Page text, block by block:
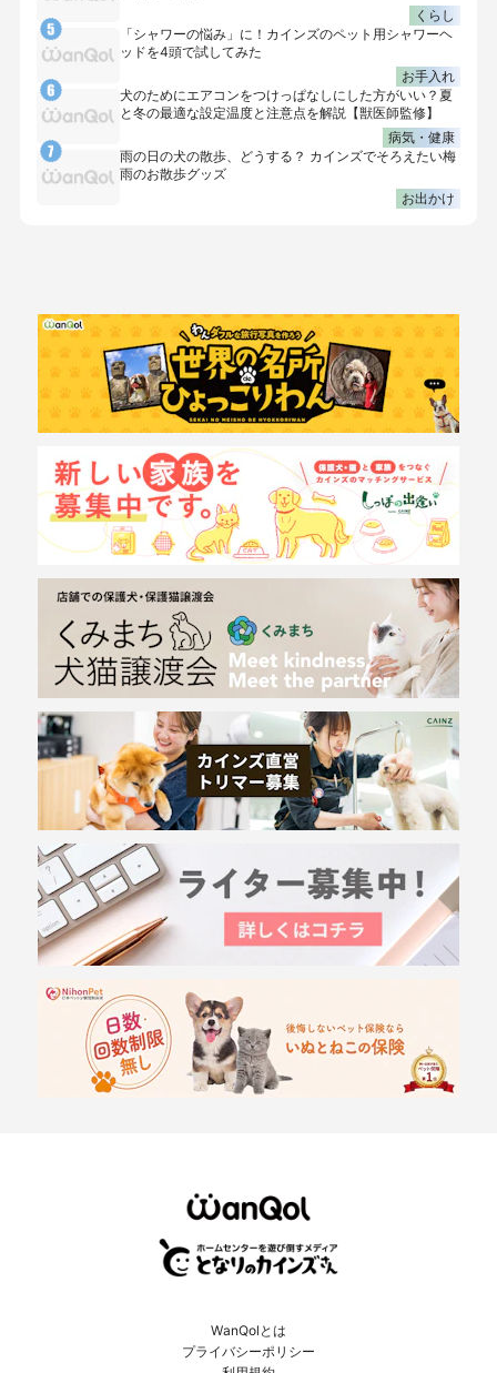
くらし
「シャワーの悩み」に！カインズのペット用シャワーヘ
ッドを4頭で試してみた
お手入れ
犬のためにエアコンをつけっぱなしにした方がいい？夏
と冬の最適な設定温度と注意点を解説【獣医師監修】
病気・健康
雨の日の犬の散歩、どうする？ カインズでそろえたい梅
雨のお散歩グッズ
お出かけ
WanQolとは
プライバシーポリシー